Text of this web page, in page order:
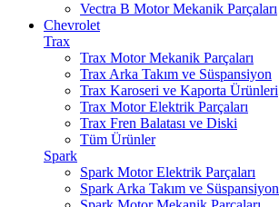
Vectra B Motor Mekanik Parçaları
Chevrolet
Trax
Trax Motor Mekanik Parçaları
Trax Arka Takım ve Süspansiyon
Trax Karoseri ve Kaporta Ürünleri
Trax Motor Elektrik Parçaları
Trax Fren Balatası ve Diski
Tüm Ürünler
Spark
Spark Motor Elektrik Parçaları
Spark Arka Takım ve Süspansiyon